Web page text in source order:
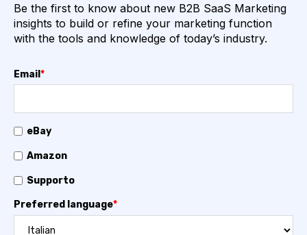
Be the first to know about new B2B SaaS Marketing
insights to build or refine your marketing function
with the tools and knowledge of today’s industry.
Email *
eBay
Amazon
Supporto
Preferred language*